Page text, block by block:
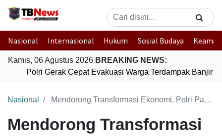
Nasional Internasional Hukum Sosial Budaya
Kamis, 06 Agustus 2026 BREAKING NEWS:
Polri Gerak Cepat Evakuasi Warga Terdampak Banjir di
Nasional Mendorong Transformasi Ekonomi, Polri Pastikan Stabilitas Pangan Nasional
Mendorong Transformasi